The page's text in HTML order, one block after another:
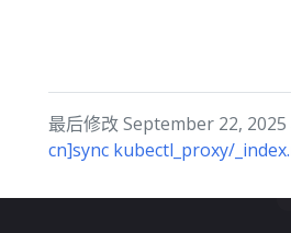
最后修改 September 22, 2025
cn]sync kubectl_proxy/